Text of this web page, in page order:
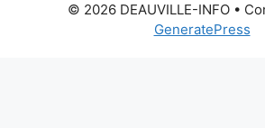
© 2026 DEAUVILLE-INFO•
GeneratePress